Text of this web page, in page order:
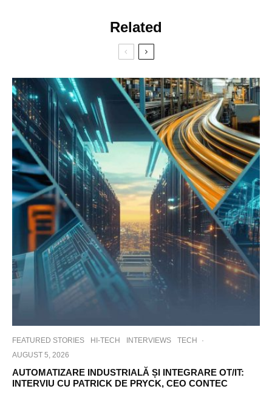
Related
FEATURED STORIES HI-TECH INTERVIEWS TECH
·
AUGUST 5, 2026
AUTOMATIZARE INDUSTRIALĂ ȘI INTEGRARE OT/IT:
INTERVIU CU PATRICK DE PRYCK, CEO CONTEC